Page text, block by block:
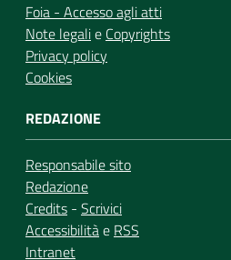
Foia - Accesso agli atti
Note legalie Copyrights
Privacy policy
Cookies
REDAZIONE
Responsabile sito
Redazione
Credits - Scrivici
Accessibilitàe RSS
Intranet